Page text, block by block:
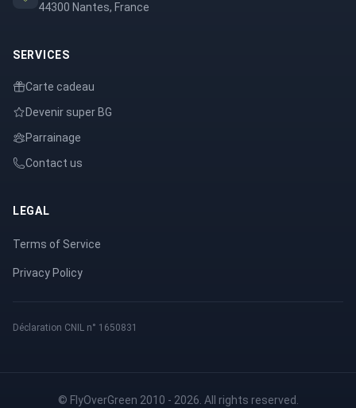
44300 Nantes, France
SERVICES
Carte cadeau
Devenir super BG
Parrainage
Contact us
LEGAL
Terms of Service
Privacy Policy
Déclaration CNIL n° 1650831
© FlyOverGreen 2010 - 2026. All rights reserved.